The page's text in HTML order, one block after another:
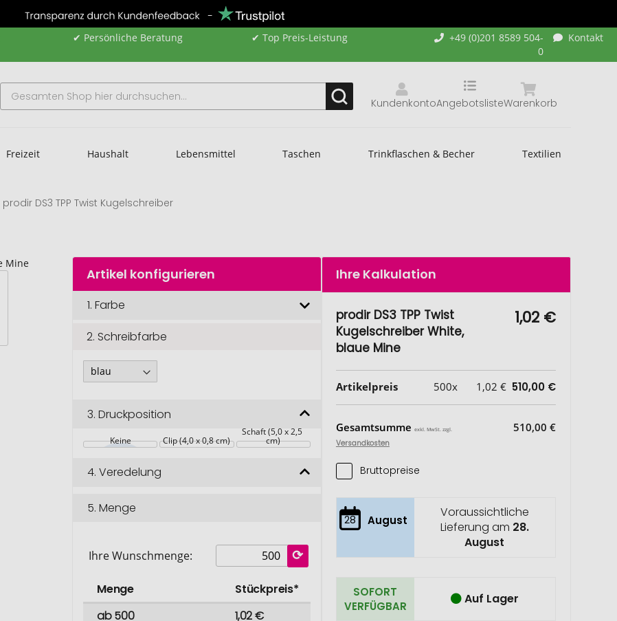
✔ Persönliche Beratung ✔ Top Preis-Leistung
+49 (0)201 8589 504-
0
Kontakt
Kundenkonto Warenkorb
Angebotsliste
Freizeit Haushalt Lebensmittel Taschen Trinkflaschen & Becher Textilien
prodir DS3 TPP Twist Kugelschreiber
Artikel konfigurieren
1.Farbe
2. Schreibfarbe
3.Druckposition
Keine Clip (4,0 x 0,8 cm)
Schaft (5,0 x 2,5
cm)
4.Veredelung
5.Menge
Ihre Wunschmenge:
Menge
Stückpreis*
ab 500
1,02 €
Ihre Kalkulation
prodir DS3 TPP Twist
Kugelschreiber White,
blaue Mine
1,02 €
Artikelpreis 500x 1,02 € 510,00 €
Gesamtsumme exkl. MwSt. zzgl.
Versandkosten
510,00 €
Bruttopreise
28 August
Voraussichtliche
Lieferung am 28.
August
SOFORT
VERFÜGBAR
Auf Lager